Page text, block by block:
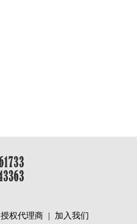
授权代理商 加入我们